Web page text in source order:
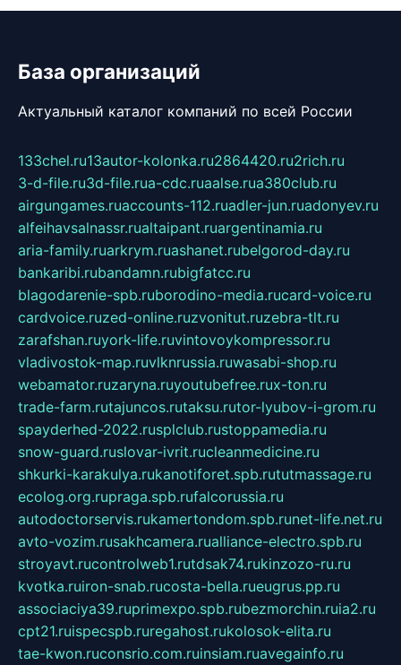
База организаций
Актуальный каталог компаний по всей России
133chel.ru13autor-kolonka.ru2864420.ru2rich.ru
3-d-file.ru3d-file.rua-cdc.ruaalse.rua380club.ru
airgungames.ruaccounts-112.ruadler-jun.ruadonyev.ru
alfeihavsalnassr.rualtaipant.ruargentinamia.ru
aria-family.ruarkrym.ruashanet.rubelgorod-day.ru
bankaribi.rubandamn.rubigfatcc.ru
blagodarenie-spb.ruborodino-media.rucard-voice.ru
cardvoice.ruzed-online.ruzvonitut.ruzebra-tlt.ru
zarafshan.ruyork-life.ruvintovoykompressor.ru
vladivostok-map.ruvlknrussia.ruwasabi-shop.ru
webamator.ruzaryna.ruyoutubefree.rux-ton.ru
trade-farm.rutajuncos.rutaksu.rutor-lyubov-i-grom.ru
spayderhed-2022.rusplclub.rustoppamedia.ru
snow-guard.ruslovar-ivrit.rucleanmedicine.ru
shkurki-karakulya.rukanotiforet.spb.rututmassage.ru
ecolog.org.rupraga.spb.rufalcorussia.ru
autodoctorservis.rukamertondom.spb.runet-life.net.ru
avto-vozim.rusakhcamera.rualliance-electro.spb.ru
stroyavt.rucontrolweb1.rutdsak74.rukinzozo-ru.ru
kvotka.ruiron-snab.rucosta-bella.rueugrus.pp.ru
associaciya39.ruprimexpo.spb.rubezmorchin.ruia2.ru
cpt21.ruispecspb.ruregahost.rukolosok-elita.ru
tae-kwon.ruconsrio.com.ruinsiam.ruavegainfo.ru